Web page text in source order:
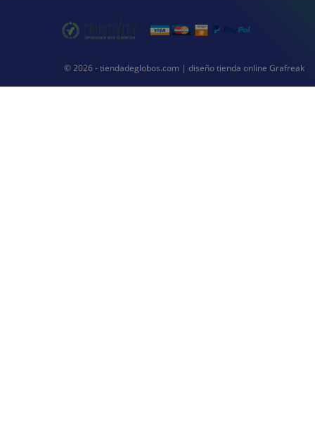
© 2026 - tiendadeglobos.com | diseño tienda online Grafreak